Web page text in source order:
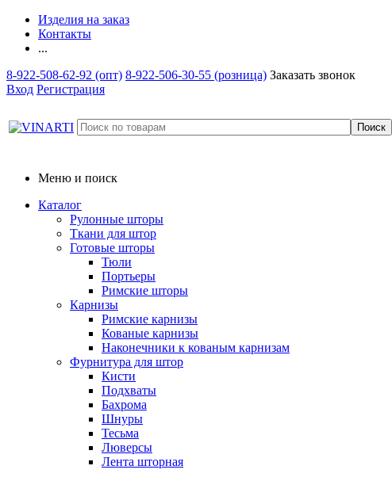
Изделия на заказ
Контакты
...
8-922-508-62-92 (опт) 8-922-506-30-55 (розница) Заказать звонок
Вход Регистрация
Меню и поиск
Каталог
Рулонные шторы
Ткани для штор
Готовые шторы
Тюли
Портьеры
Римские шторы
Карнизы
Римские карнизы
Кованые карнизы
Наконечники к кованым карнизам
Фурнитура для штор
Кисти
Подхваты
Бахрома
Шнуры
Тесьма
Люверсы
Лента шторная